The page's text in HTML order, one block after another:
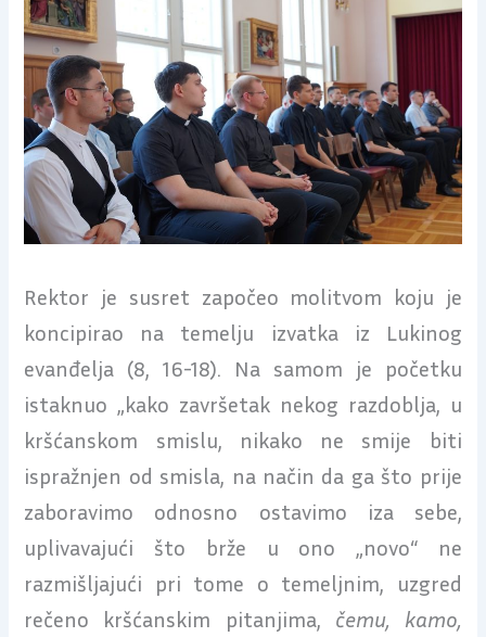
Rektor je susret započeo molitvom koju je
koncipirao na temelju izvatka iz Lukinog
evanđelja (8, 16-18). Na samom je početku
istaknuo „kako završetak nekog razdoblja, u
kršćanskom smislu, nikako ne smije biti
ispražnjen od smisla, na način da ga što prije
zaboravimo odnosno ostavimo iza sebe,
uplivavajući što brže u ono „novo“ ne
razmišljajući pri tome o temeljnim, uzgred
rečeno kršćanskim pitanjima, čemu, kamo,